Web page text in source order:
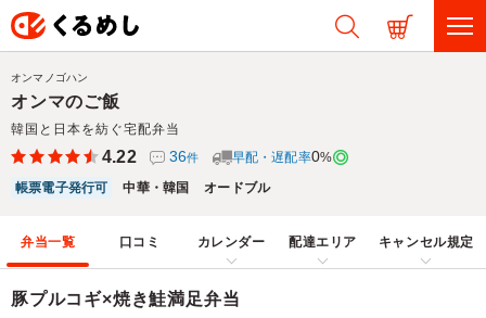
オンマのご飯
韓国と日本を紡ぐ宅配弁当
オンマノゴハン
4.22 36件 早配・遅配率0%
帳票電子発行可
中華・韓国 オードブル
弁当一覧 口コミ カレンダー 配達エリア キャンセル規定
豚プルコギ×焼き鮭満足弁当